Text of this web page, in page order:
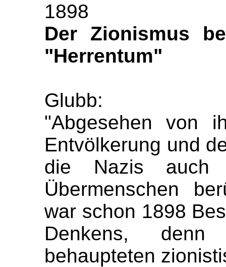
1898
Der Zionismus
"Herrentum"
Glubb:
"Abgesehen von
Entvölkerung und
die Nazis
Übermenschen
war schon 1898
Denkens,
behaupteten